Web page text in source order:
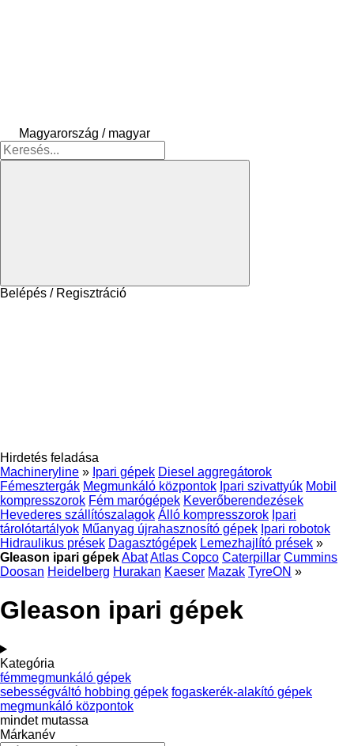
Magyarország / magyar
Belépés / Regisztráció
Hirdetés feladása
Machineryline » Ipari gépek Diesel aggregátorok
Fémesztergák Megmunkáló központok Ipari szivattyúk Mobil
kompresszorok Fém marógépek Keverőberendezések
Hevederes szállítószalagok Álló kompresszorok Ipari
tárolótartályok Műanyag újrahasznosító gépek Ipari robotok
Hidraulikus prések Dagasztógépek Lemezhajlító prések »
Gleason ipari gépekAbatAtlas Copco Caterpillar Cummins
Doosan Heidelberg Hurakan Kaeser Mazak TyreON »
Gleason ipari gépek
Kategória
fémmegmunkáló gépek
sebességváltó hobbing gépek fogaskerék-alakító gépek
megmunkáló központok
mindet mutassa
Márkanév